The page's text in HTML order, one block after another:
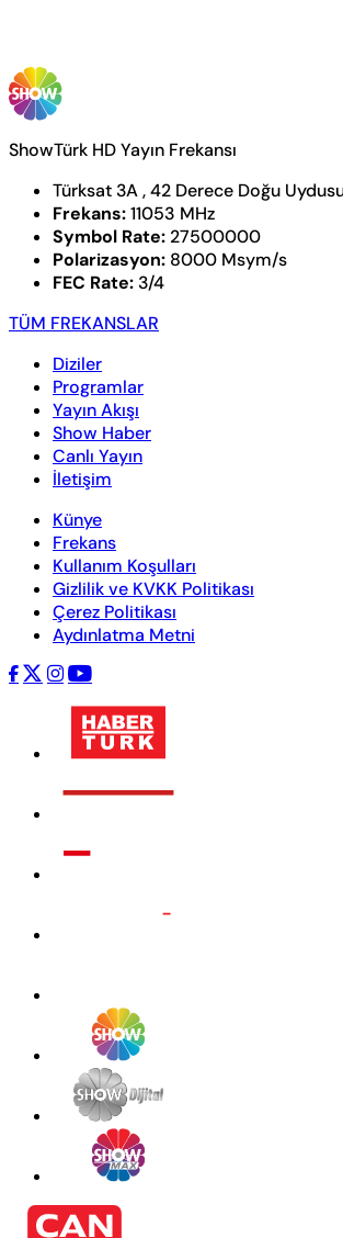
ShowTürk HD Yayın Frekansı
Türksat 3A , 42 Derece Doğu
Frekans:11053 MHz
Symbol Rate: 27500000
Polarizasyon: 8000 Msym/s
FEC Rate: 3/4
TÜM FREKANSLAR
Diziler
Programlar
Yayın Akışı
Show Haber
Canlı Yayın
İletişim
Künye
Frekans
Kullanım Koşulları
Gizlilik ve KVKK Politikası
Çerez Politikası
Aydınlatma Metni